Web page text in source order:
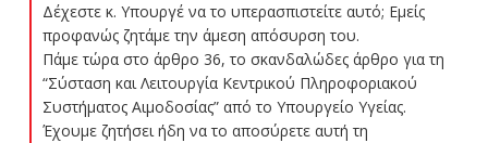
Δέχεστε κ. Υπουργέ να το υπερασπιστείτε αυτό; Εμείς
προφανώς ζητάμε την άμεση απόσυρση του.
Πάμε τώρα στο άρθρο 36, το σκανδαλώδες άρθρο για τη
“Σύσταση και Λειτουργία Κεντρικού Πληροφοριακού
Συστήματος Αιμοδοσίας” από το Υπουργείο Υγείας.
Έχουμε ζητήσει ήδη να το αποσύρετε αυτή τη